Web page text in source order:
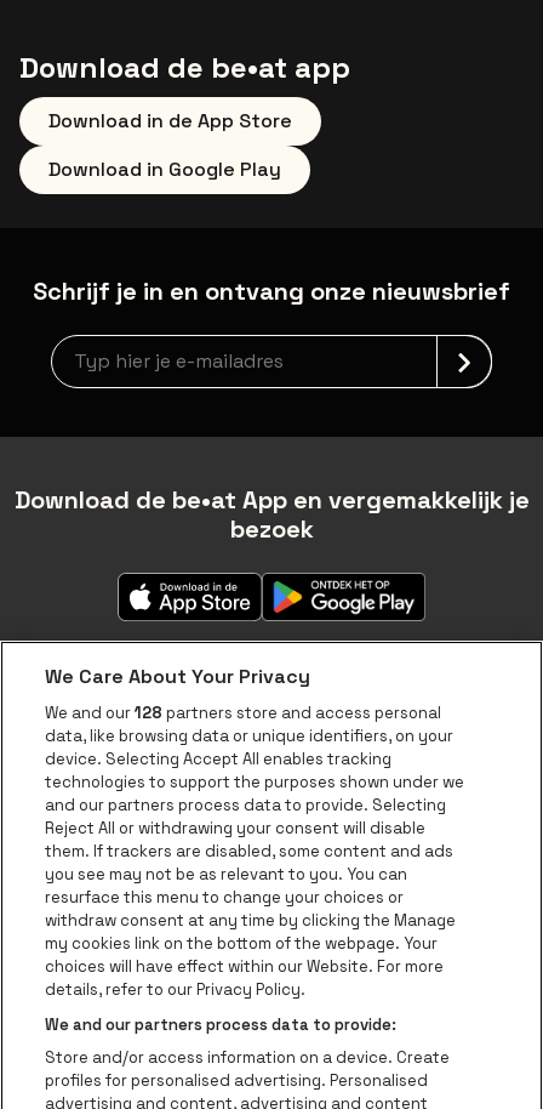
Download de be•at app
Download in de App Store
Download in Google Play
Schrijf je in en ontvang onze nieuwsbrief
newsLetterLabel
Download de be•at App en vergemakkelijk je
bezoek
Over be•at
be•at App
be•at Tickets
be•at Business
Nieuws
Pers
Contact
Instagram
Facebook
Threads
TiktokYoutube
Be-At Venues
Schijnpoortweg 119, 2170 Antwerpen
We Care About Your Privacy
We and our128 partners store and access personal
data, like browsing data or unique identifiers, on your
device. Selecting Accept All enables tracking
technologies to support the purposes shown under we
and our partners process data to provide. Selecting
Reject All or withdrawing your consent will disable
them. If trackers are disabled, some content and ads
you see may not be as relevant to you. You can
resurface this menu to change your choices or
withdraw consent at any time by clicking the Manage
my cookies link on the bottom of the webpage. Your
choices will have effect within our Website. For more
details, refer to our Privacy Policy.
We and our partners process data to provide:
Store and/or access information on a device. Create
profiles for personalised advertising. Personalised
advertising and content, advertising and content